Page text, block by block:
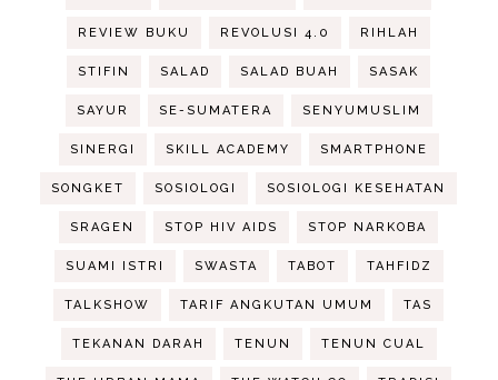
REVIEW BUKU REVOLUSI 4.0 RIHLAH
STIFIN SALAD SALAD BUAH SASAK
SAYUR SE-SUMATERA SENYUMUSLIM
SINERGI SKILL ACADEMY SMARTPHONE
SONGKET SOSIOLOGI SOSIOLOGI KESEHATAN
SRAGEN STOP HIV AIDS STOP NARKOBA
SUAMI ISTRI SWASTA TABOT TAHFIDZ
TALKSHOW TARIF ANGKUTAN UMUM TAS
TEKANAN DARAH TENUN TENUN CUAL